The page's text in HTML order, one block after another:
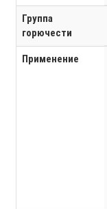
Группа
горючести
Применение